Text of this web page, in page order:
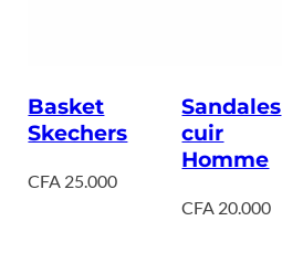
Basket
Skechers
CFA 25.000
Sandales
cuir
Homme
CFA 20.000